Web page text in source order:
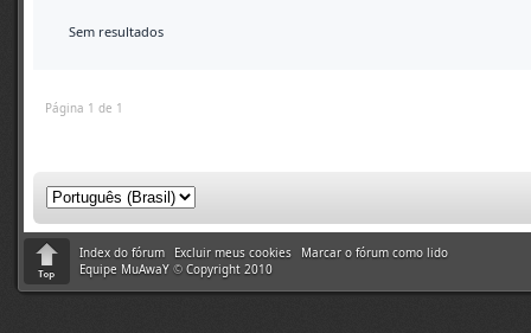
Sem resultados
Página 1 de 1
Index do fórum Excluir meus cookies
Marcar o fórum como lido
Equipe MuAwaY © Copyright 2010